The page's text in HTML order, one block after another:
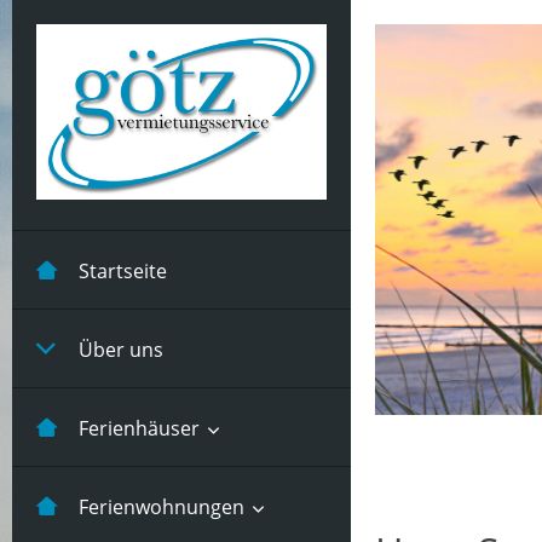
Startseite
Über uns
Ferienhäuser
Kastanienhuus -5 Pers
Ferienwohnungen